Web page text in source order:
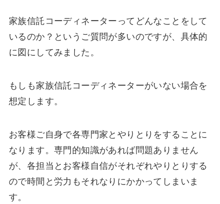
家族信託コーディネーターってどんなことをして
いるのか？というご質問が多いのですが、具体的
に図にしてみました。
もしも家族信託コーディネーターがいない場合を
想定します。
お客様ご自身で各専門家とやりとりをすることに
なります。専門的知識があれば問題ありません
が、各担当とお客様自信がそれぞれやりとりする
ので時間と労力もそれなりにかかってしまいま
す。